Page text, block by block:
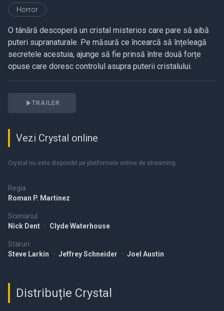
Horror
O tânără descoperă un cristal misterios care pare să aibă
puteri supranaturale. Pe măsură ce încearcă să înțeleagă
secretele acestuia, ajunge să fie prinsă între două forțe
opuse care doresc controlul asupra puterii cristalului.
Regia
Roman P. Martinez
Scenariul
Nick Dent • Clyde Waterhouse
Staruri
Steve Larkin • Jeffrey Schneider • Joel Austin
TRAILER
Vezi Crystal online
Crystal nu este disponibil pe platformele online de streaming.
Distribuție Crystal